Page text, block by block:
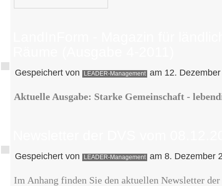
Gespeichert von LEADER-Management am 12.
Aktuelle Ausgabe: Starke Gemeinschaft -
Gespeichert von LEADER-Management am 8. Dezember
Im Anhang finden Sie den aktuellen Newsletter